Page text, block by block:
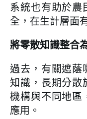
系統也有助於農
全，在生計層面
將零散知識整合
過去，有關遮蔭
知識，長期分散
機構與不同地區
應用。